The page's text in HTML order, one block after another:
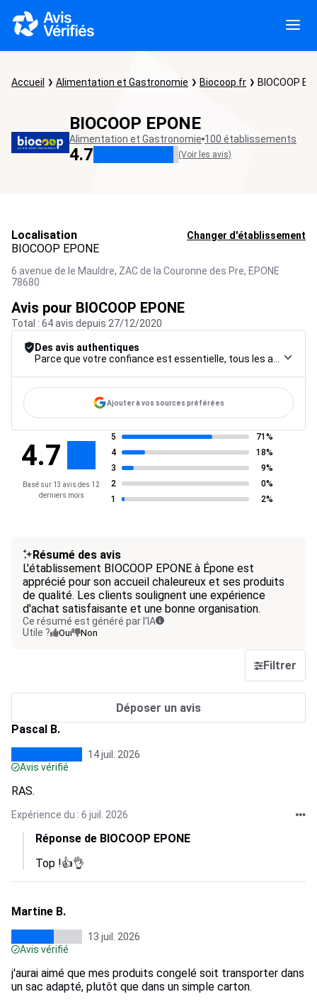
Accueil Alimentation et Gastronomie Biocoop.fr BIOCOOP
BIOCOOP EPONE
Alimentation et Gastronomie 100 établissements
4.7 (Voir les avis)
Localisation Changer d'établissement
BIOCOOP EPONE
6 avenue de le Mauldre, ZAC de la Couronne des Pre, EPONE
78680
Avis pour BIOCOOP EPONE
Total : 64 avis depuis 27/12/2020
Des avis authentiques
Ajouter à vos sources préférées
4.7
Basé sur 13 avis des 12
derniers mois
5
71%
4
18%
3
9%
2
0%
1
2%
Résumé des avis
L'établissement BIOCOOP EPONE à Épone est
apprécié pour son accueil chaleureux et ses produits
de qualité. Les clients soulignent une expérience
d'achat satisfaisante et une bonne organisation.
Ce résumé est généré par l’IA
Utile ?
Oui Non
Filtrer
Déposer un avis
Pascal B.
14 juil. 2026
Avis vérifié
RAS.
Expérience du : 6 juil. 2026
Réponse de BIOCOOP EPONE
Top !👍👌
Martine B.
13 juil. 2026
Avis vérifié
j'aurai aimé que mes produits congelé soit transporter dans
un sac adapté, plutôt que dans un simple carton.